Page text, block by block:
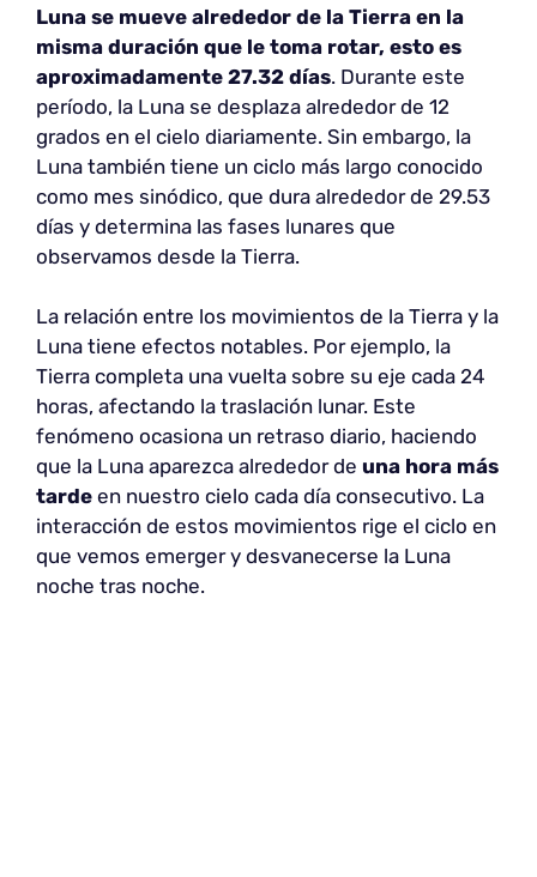
Luna se mueve alrededor de la Tierra en la
misma duración que le toma rotar, esto es
aproximadamente 27.32 días. Durante este
período, la Luna se desplaza alrededor de 12
grados en el cielo diariamente. Sin embargo, la
Luna también tiene un ciclo más largo conocido
como mes sinódico, que dura alrededor de 29.53
días y determina las fases lunares que
observamos desde la Tierra.
La relación entre los movimientos de la Tierra y la
Luna tiene efectos notables. Por ejemplo, la
Tierra completa una vuelta sobre su eje cada 24
horas, afectando la traslación lunar. Este
fenómeno ocasiona un retraso diario, haciendo
que la Luna aparezca alrededor de una hora más
tarde en nuestro cielo cada día consecutivo. La
interacción de estos movimientos rige el ciclo en
que vemos emerger y desvanecerse la Luna
noche tras noche.